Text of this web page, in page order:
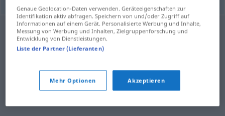
Genaue Geolocation-Daten verwenden. Geräteeigenschaften zur
Identifikation aktiv abfragen. Speichern von und/oder Zugriff auf
Informationen auf einem Gerät. Personalisierte Werbung und Inhalte,
Messung von Werbung und Inhalten, Zielgruppenforschung und
Entwicklung von Dienstleistungen.
Liste der Partner (Lieferanten)
Mehr Optionen Akzeptieren